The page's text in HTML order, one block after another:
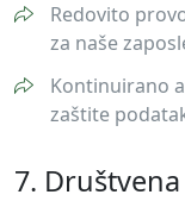
Redovito
za naše
Kontinuirano
zaštite
7.